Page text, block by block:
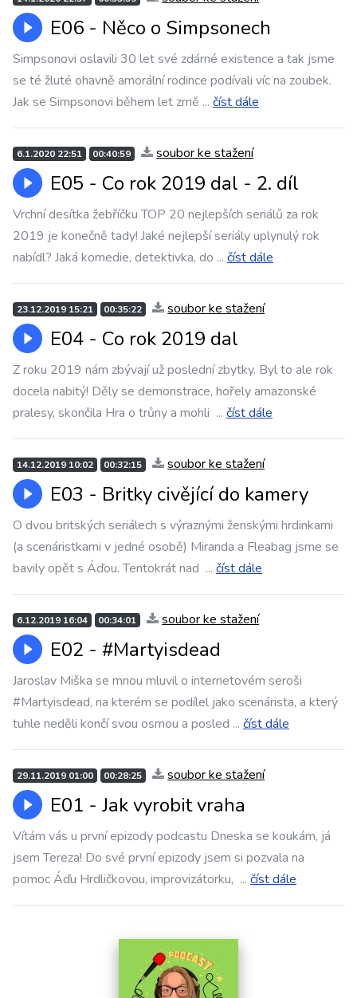
E06 - Něco o Simpsonech
Simpsonovi oslavili 30 let své zdárné existence a tak jsme
se té žluté ohavně amorální rodince podívali víc na zoubek.
Jak se Simpsonovi během let změ ... číst dále
6.1.2020 22:51 00:40:59 soubor ke stažení
E05 - Co rok 2019 dal - 2. díl
Vrchní desítka žebříčku TOP 20 nejlepších seriálů za rok
2019 je konečně tady! Jaké nejlepší seriály uplynulý rok
nabídl? Jaká komedie, detektivka, do ... číst dále
23.12.2019 15:21 00:35:22 soubor ke stažení
E04 - Co rok 2019 dal
Z roku 2019 nám zbývají už poslední zbytky. Byl to ale rok
docela nabitý! Děly se demonstrace, hořely amazonské
pralesy, skončila Hra o trůny a mohli ... číst dále
14.12.2019 10:02 00:32:15 soubor ke stažení
E03 - Britky civějící do kamery
O dvou britských seriálech s výraznými ženskými hrdinkami
(a scenáristkami v jedné osobě) Miranda a Fleabag jsme se
bavily opět s Áďou. Tentokrát nad ... číst dále
6.12.2019 16:04 00:34:01 soubor ke stažení
E02 - #Martyisdead
Jaroslav Miška se mnou mluvil o internetovém seroši
#Martyisdead, na kterém se podílel jako scenárista, a který
tuhle neděli končí svou osmou a posled ... číst dále
29.11.2019 01:00 00:28:25 soubor ke stažení
E01 - Jak vyrobit vraha
Vítám vás u první epizody podcastu Dneska se koukám, já
jsem Tereza! Do své první epizody jsem si pozvala na
pomoc Áďu Hrdličkovou, improvizátorku, ... číst dále